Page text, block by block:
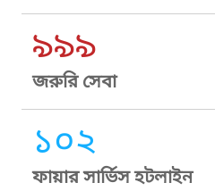
৯৯৯
জরুরি সেবা
১০২
ফায়ার সার্ভিস হটলাইন